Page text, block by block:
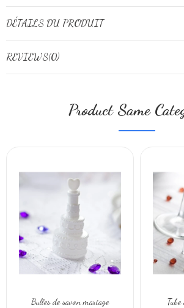
DÉTAILS DU PRODUIT
REVIEWS(0)
Product Same
Bulles de savon mariage